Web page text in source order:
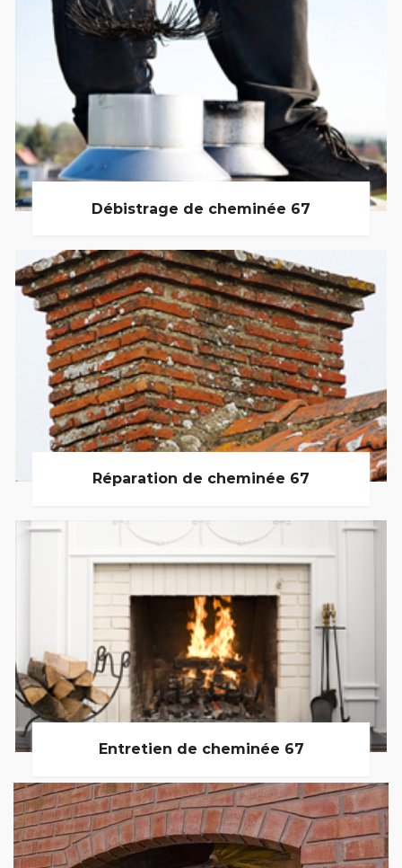
Débistrage de cheminée 67
Réparation de cheminée 67
Entretien de cheminée 67